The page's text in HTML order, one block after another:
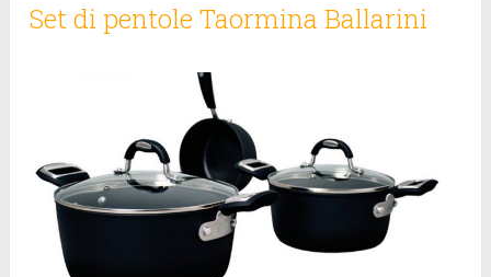
Set di pentole Taormina Ballarini